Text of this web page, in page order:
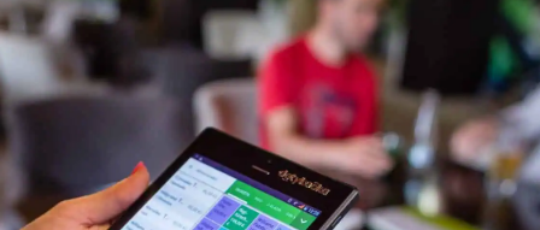
druhé vlně EET, kvůli doplňkovému prodeji
vlasových produktů. Zatímco […]